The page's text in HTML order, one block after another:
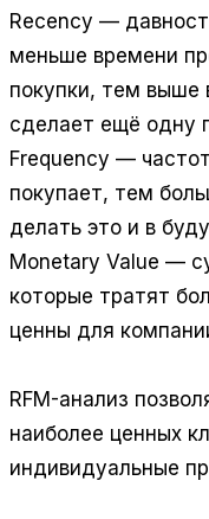
Recency —
меньше времени
покупки, тем выше
сделает ещё одну
Frequency —
покупает, тем
делать это и в
Monetary Value —
которые тратят
ценны для
RFM-анализ
наиболее ценных
индивидуальные